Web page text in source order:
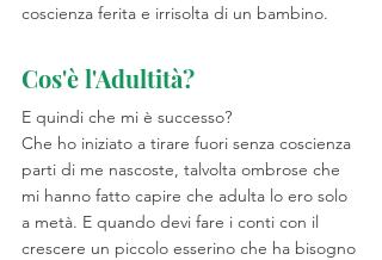
coscienza ferita e irrisolta di un bambino.
Cos'è l'Adultità?
E quindi che mi è successo?
Che ho iniziato a tirare fuori senza coscienza
parti di me nascoste, talvolta ombrose che
mi hanno fatto capire che adulta lo ero solo
a metà. E quando devi fare i conti con il
crescere un piccolo esserino che ha bisogno